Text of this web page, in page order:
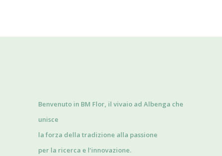
Benvenuto in BM Flor, il vivaio ad Albenga che
unisce
la forza della tradizione alla passione
per la ricerca e l’innovazione.